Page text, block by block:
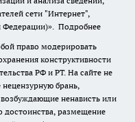
сети "Интернет",
Федерации)». Подробнее
право модерировать
конструктивности
РФ и РТ. На сайте не
брань,
ненависть или
достоинства, размещение